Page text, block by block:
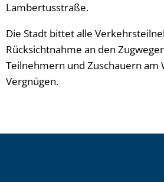
Lambertusstraße.
Die Stadt bittet alle
Rücksichtnahme an den
Teilnehmern und Zuschauern am
Vergnügen.